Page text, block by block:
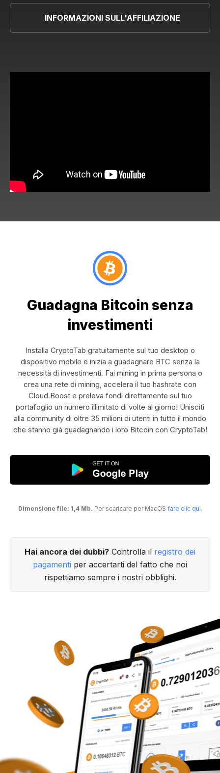
INFORMAZIONI SULL'AFFILIAZIONE
Guadagna Bitcoin senza
investimenti
Installa CryptoTab gratuitamente sul tuo desktop o
dispositivo mobile e inizia a guadagnare BTC senza la
necessità di investimenti. Fai mining in prima persona o
crea una rete di mining, accelera il tuo hashrate con
Cloud.Boost e preleva fondi direttamente sul tuo
portafoglio un numero illimitato di volte al giorno! Unisciti
alla community di oltre 35 milioni di utenti in tutto il mondo
che stanno già guadagnando i loro Bitcoin con CryptoTab!
Dimensione file: 1,4 Mb. Per scaricare per MacOS fare clic qui.
Hai ancora dei dubbi? Controlla il registro dei
pagamenti per accertarti del fatto che noi
rispettiamo sempre i nostri obblighi.